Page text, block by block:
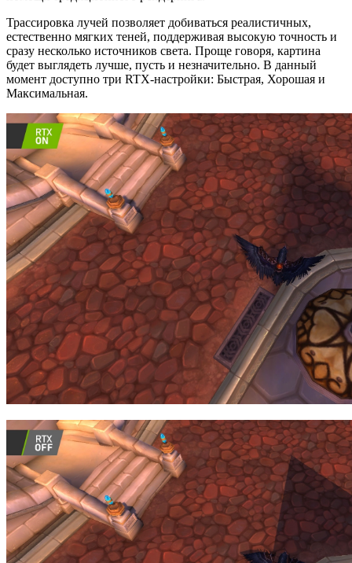
Трассировка лучей позволяет добиваться реалистичных,
естественно мягких теней, поддерживая высокую точность и
сразу несколько источников света. Проще говоря, картина
будет выглядеть лучше, пусть и незначительно. В данный
момент доступно три RTX-настройки: Быстрая, Хорошая и
Максимальная.